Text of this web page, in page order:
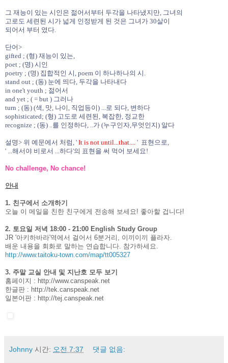
그 재능이 있는 시인은 젊어서부터 두각을 나타냈지만, 그녀의
고로도 세련된 시가 넓게 인정받게 된 것은 그녀가 30살이
되어서 부터 였다.
단어>
gifted ; (형) 재능이 있는,
poet ; (명) 시인
poetry ; (명) 집합적인 시, poem 이 하나하나의 시.
stand out ; (동) 눈에 띄다, 두각을 나타내다
in one't youth ; 젊어서
and yet ; ( = but ) 그러나
turn ; (동) (색, 맛, 나이, 직업등이) ...로 되다, 변하다
sophisticated; (형) 고도로 세련된, 복잡한, 정교한
recognize ; (동) ..를 인정하다, ..가 (누구인자,무엇인지) 알다
설명> 위 예문에서 처럼, ' It is not until...that....
' 표현으로,
' ...해서야 비로서 ...하다'의 표현을 써 먹어 보세요!
No challenge, No chance!
안내
1. 친구에서 소개하기
오늘 이 메일을 친한 친구에게 전송해 보세요! 좋아할 겁니다!
2. 토요일 저녁 18:00 - 21:00 English Study Group
JR '아키하바라'역에서 걸어서 6분거리, 이끼이끼 플라자.
배운 내용을 회화로 말하는 연습합니다. 참가하세요.
http://www.taitoku-town.com/map/tt005327
3. 주말 교실 안내 및 지난호 모두 보기
홈페이지 : http://www.canspeak.net
한글판 : http://tek.canspeak.net
일본어판 : http://tej.canspeak.net
Johnny 시간: 오전 7:37 댓글 없음: